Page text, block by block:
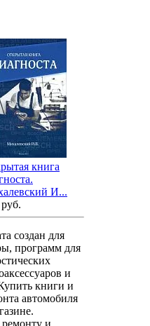
книга
И...
создан для
программ для
и
книги и
автомобиля
ремонту и